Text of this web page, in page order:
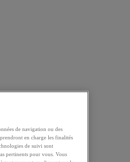
de navigation ou des
en charge les finalités
de suivi sont
pertinents pour vous. Vous